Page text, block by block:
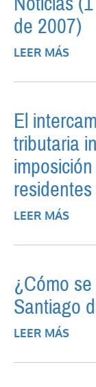
de 2007)
LEER MÁS
DE
El
tributaria
LEER MÁS
¿Cómo
Santiago
LEER MÁS